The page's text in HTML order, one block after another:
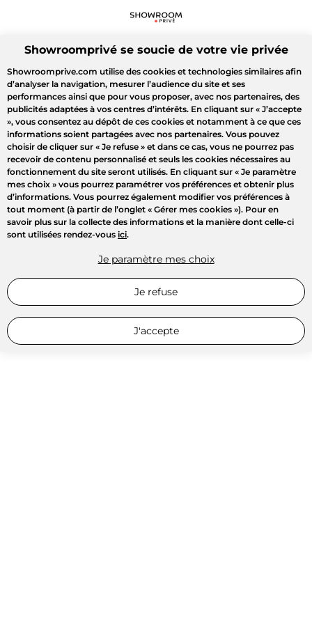
Showroomprivé se soucie de votre vie privée
Showroomprive.com utilise des cookies et technologies similaires afin
d’analyser la navigation, mesurer l’audience du site et ses
performances ainsi que pour vous proposer, avec nos partenaires, des
publicités adaptées à vos centres d’intérêts. En cliquant sur « J’accepte
», vous consentez au dépôt de ces cookies et notamment à ce que ces
informations soient partagées avec nos partenaires. Vous pouvez
choisir de cliquer sur « Je refuse » et dans ce cas, vous ne pourrez pas
recevoir de contenu personnalisé et seuls les cookies nécessaires au
fonctionnement du site seront utilisés. En cliquant sur « Je paramètre
mes choix » vous pourrez paramétrer vos préférences et obtenir plus
d’informations. Vous pourrez également modifier vos préférences à
tout moment (à partir de l’onglet « Gérer mes cookies »). Pour en
savoir plus sur la collecte des informations et la manière dont celle-ci
sont utilisées rendez-vous ici.
Je paramètre mes choix
Je refuse
J'accepte